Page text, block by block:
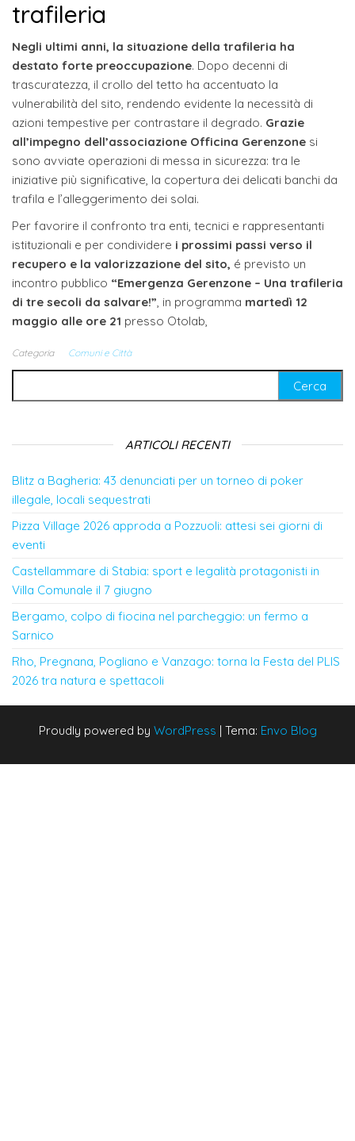
trafileria
Negli ultimi anni, la situazione della trafileria ha
destato forte preoccupazione. Dopo decenni di
trascuratezza, il crollo del tetto ha accentuato la
vulnerabilità del sito, rendendo evidente la necessità di
azioni tempestive per contrastare il degrado. Grazie
all’impegno dell’associazione Officina Gerenzone si
sono avviate operazioni di messa in sicurezza: tra le
iniziative più significative, la copertura dei delicati banchi da
trafila e l’alleggerimento dei solai.
Per favorire il confronto tra enti, tecnici e rappresentanti
istituzionali e per condividere i prossimi passi verso il
recupero e la valorizzazione del sito, é previsto un
incontro pubblico “Emergenza Gerenzone – Una trafileria
di tre secoli da salvare!”, in programma martedì 12
maggio alle ore 21 presso Otolab,
Categoria Comuni e Città
ARTICOLI RECENTI
Blitz a Bagheria: 43 denunciati per un torneo di poker
illegale, locali sequestrati
Pizza Village 2026 approda a Pozzuoli: attesi sei giorni di
eventi
Castellammare di Stabia: sport e legalità protagonisti in
Villa Comunale il 7 giugno
Bergamo, colpo di fiocina nel parcheggio: un fermo a
Sarnico
Rho, Pregnana, Pogliano e Vanzago: torna la Festa del PLIS
2026 tra natura e spettacoli
Proudly powered by WordPress | Tema: Envo Blog